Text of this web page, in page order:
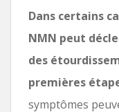
Dans certains
NMN peut
des
premières
symptômes